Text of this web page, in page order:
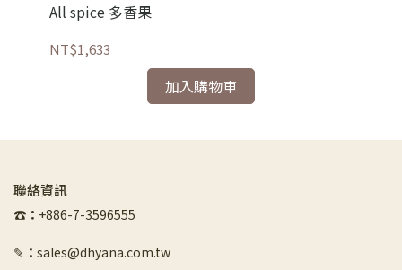
All spice 多香果
NT$1,633
加入購物車
聯絡資訊
☎︎ ： +886-7-3596555
✎ ： sales@dhyana.com.tw